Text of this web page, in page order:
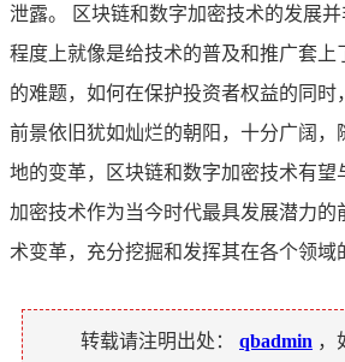
泄露。 区块链和数字加密技术的发展
程度上就像是给技术的普及和推广套
的难题，如何在保护投资者权益的同
前景依旧犹如灿烂的朝阳，十分广阔
地的变革，区块链和数字加密技术有
加密技术作为当今时代最具发展潜力
术变革，充分挖掘和发挥其在各个领域
转载请注明出处： qbadmin ，